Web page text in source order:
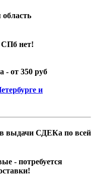
СПб нет!
- от 350 руб
и
выдачи СДЕКа по всей
- потребуется